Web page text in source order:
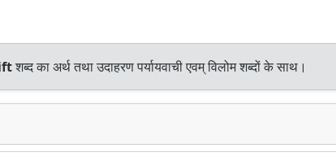
शब्द का अर्थ तथा उदाहरण पर्यायवाची एवम् विलोम शब्दों के साथ।